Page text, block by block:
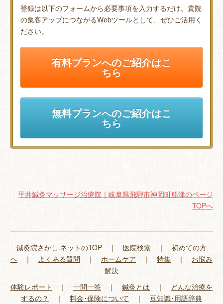
登録は以下のフォームから必要事項を入力するだけ。貴院
の集客アップにつながるWebツールとして、ぜひご活用く
ださい。
有料プランへのご紹介はこ
ちら
無料プランへのご紹介はこ
ちら
平井鍼灸マッサージ治療院｜岐阜県飛騨市神岡町船津のページ
TOPへ
鍼灸院さがし.ネットのTOP ｜ 医院検索 ｜ 初めての方
へ ｜ よくある質問 ｜ ホームケア ｜ 特集 ｜ お悩み
解決
体験レポート
｜ 一問一答 ｜ 鍼灸とは ｜ どんな治療を
するの？
｜ 料金･保険について ｜ 豆知識･用語辞典